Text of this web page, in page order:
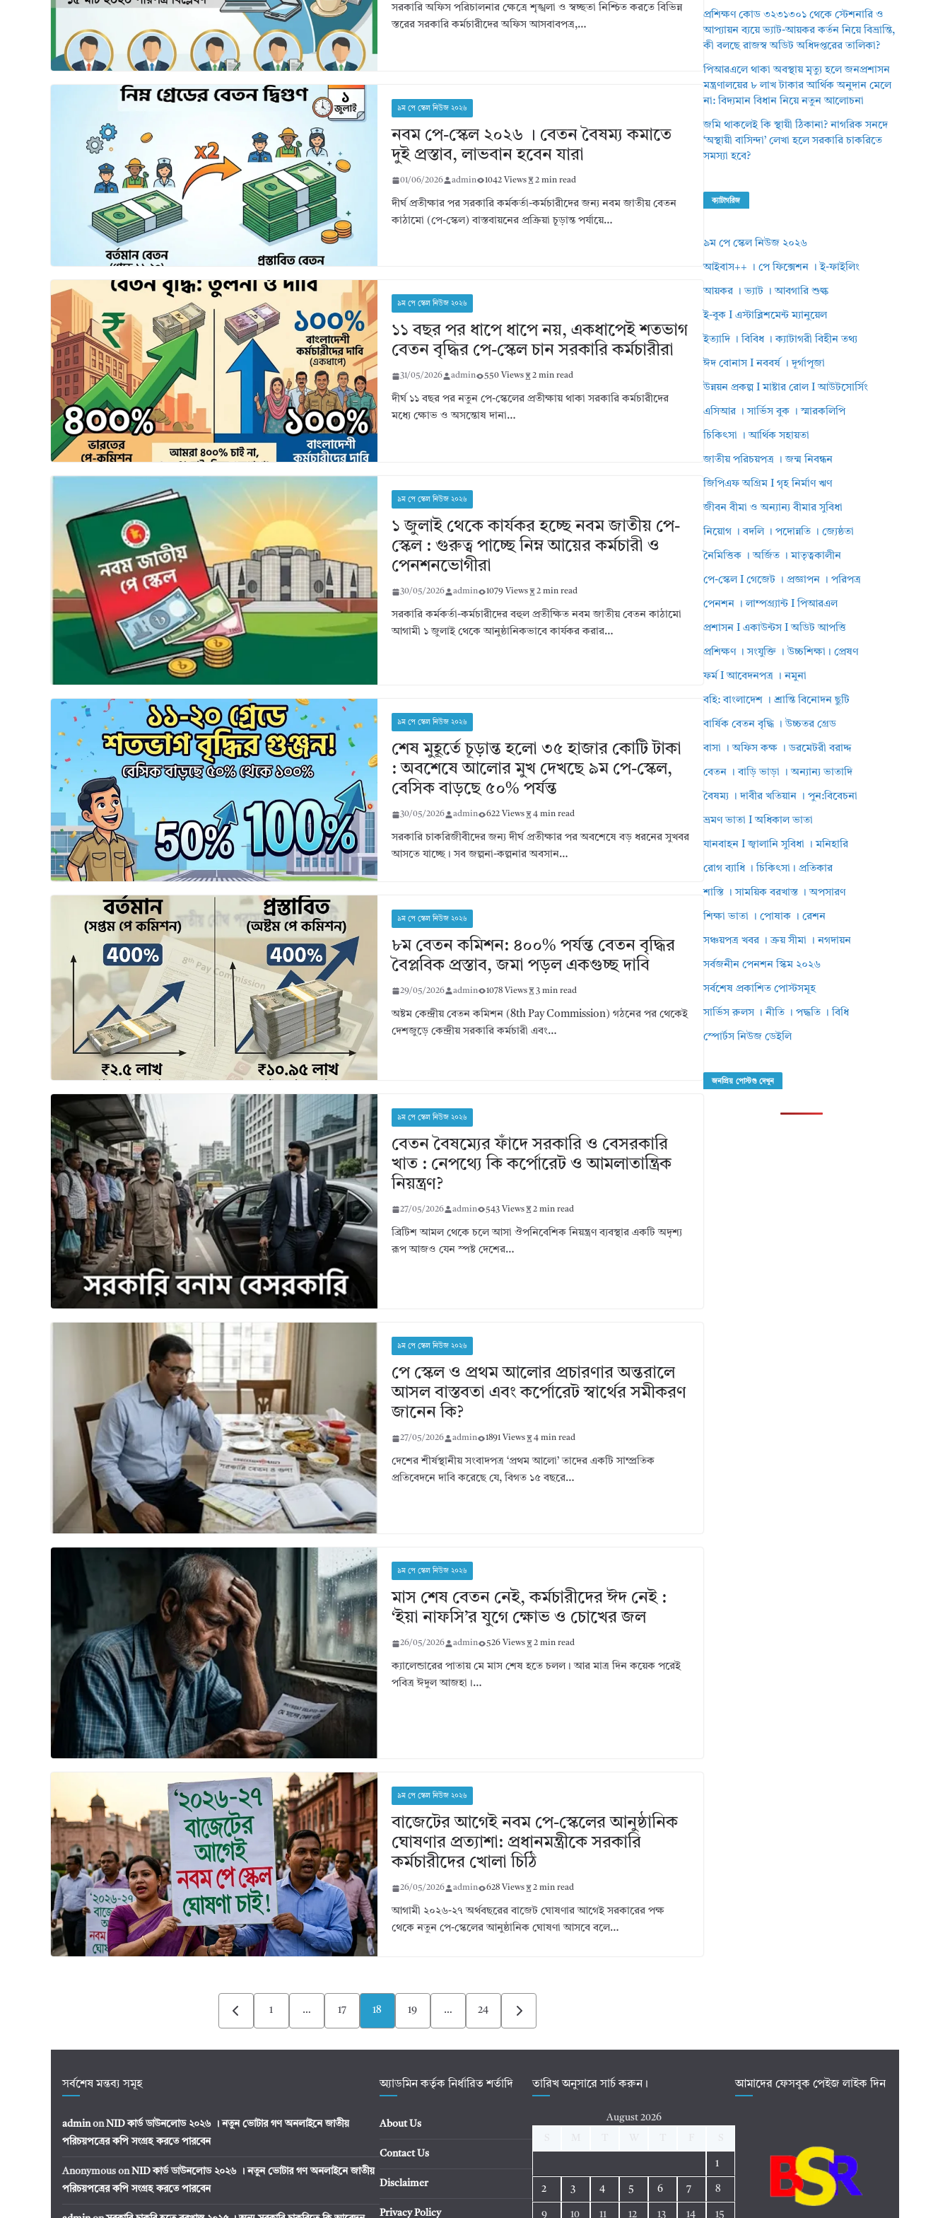
সরকারি অফিস পরিচালনার ক্ষেত্রে শৃঙ্খলা ও স্বচ্ছতা নিশ্চিত করতে বিভিন্ন
স্তরের সরকারি কর্মচারীদের অফিস আসবাবপত্র,…
৯ম পে স্কেল নিউজ ২০২৬
নবম পে-স্কেল ২০২৬ । বেতন বৈষম্য কমাতে
দুই প্রস্তাব, লাভবান হবেন যারা
01/06/2026 admin 1042 Views 2 min read
দীর্ঘ প্রতীক্ষার পর সরকারি কর্মকর্তা-কর্মচারীদের জন্য নবম জাতীয় বেতন
কাঠামো (পে-স্কেল) বাস্তবায়নের প্রক্রিয়া চূড়ান্ত পর্যায়ে…
৯ম পে স্কেল নিউজ ২০২৬
১১ বছর পর ধাপে ধাপে নয়, একধাপেই শতভাগ
বেতন বৃদ্ধির পে-স্কেল চান সরকারি কর্মচারীরা
31/05/2026 admin 550 Views 2 min read
দীর্ঘ ১১ বছর পর নতুন পে-স্কেলের প্রতীক্ষায় থাকা সরকারি কর্মচারীদের
মধ্যে ক্ষোভ ও অসন্তোষ দানা…
৯ম পে স্কেল নিউজ ২০২৬
১ জুলাই থেকে কার্যকর হচ্ছে নবম জাতীয় পে-
স্কেল : গুরুত্ব পাচ্ছে নিম্ন আয়ের কর্মচারী ও
পেনশনভোগীরা
30/05/2026 admin 1079 Views 2 min read
সরকারি কর্মকর্তা-কর্মচারীদের বহুল প্রতীক্ষিত নবম জাতীয় বেতন কাঠামো
আগামী ১ জুলাই থেকে আনুষ্ঠানিকভাবে কার্যকর করার…
৯ম পে স্কেল নিউজ ২০২৬
শেষ মুহূর্তে চূড়ান্ত হলো ৩৫ হাজার কোটি টাকা
: অবশেষে আলোর মুখ দেখছে ৯ম পে-স্কেল,
বেসিক বাড়ছে ৫০% পর্যন্ত
30/05/2026 admin 622 Views 4 min read
সরকারি চাকরিজীবীদের জন্য দীর্ঘ প্রতীক্ষার পর অবশেষে বড় ধরনের সুখবর
আসতে যাচ্ছে। সব জল্পনা-কল্পনার অবসান…
৯ম পে স্কেল নিউজ ২০২৬
৮ম বেতন কমিশন: ৪০০% পর্যন্ত বেতন বৃদ্ধির
বৈপ্লবিক প্রস্তাব, জমা পড়ল একগুচ্ছ দাবি
29/05/2026 admin 1078 Views 3 min read
অষ্টম কেন্দ্রীয় বেতন কমিশন (8th Pay Commission) গঠনের পর থেকেই
দেশজুড়ে কেন্দ্রীয় সরকারি কর্মচারী এবং…
৯ম পে স্কেল নিউজ ২০২৬
বেতন বৈষম্যের ফাঁদে সরকারি ও বেসরকারি
খাত : নেপথ্যে কি কর্পোরেট ও আমলাতান্ত্রিক
নিয়ন্ত্রণ?
27/05/2026 admin 543 Views 2 min read
ব্রিটিশ আমল থেকে চলে আসা ঔপনিবেশিক নিয়ন্ত্রণ ব্যবস্থার একটি অদৃশ্য
রূপ আজও যেন স্পষ্ট দেশের…
৯ম পে স্কেল নিউজ ২০২৬
পে স্কেল ও প্রথম আলোর প্রচারণার অন্তরালে
আসল বাস্তবতা এবং কর্পোরেট স্বার্থের সমীকরণ
জানেন কি?
27/05/2026 admin 1891 Views 4 min read
দেশের শীর্ষস্থানীয় সংবাদপত্র ‘প্রথম আলো’ তাদের একটি সাম্প্রতিক
প্রতিবেদনে দাবি করেছে যে, বিগত ১৫ বছরে…
৯ম পে স্কেল নিউজ ২০২৬
মাস শেষ বেতন নেই, কর্মচারীদের ঈদ নেই :
‘ইয়া নাফসি’র যুগে ক্ষোভ ও চোখের জল
26/05/2026 admin 526 Views 2 min read
ক্যালেন্ডারের পাতায় মে মাস শেষ হতে চলল। আর মাত্র দিন কয়েক পরেই
পবিত্র ঈদুল আজহা।…
৯ম পে স্কেল নিউজ ২০২৬
বাজেটের আগেই নবম পে-স্কেলের আনুষ্ঠানিক
ঘোষণার প্রত্যাশা: প্রধানমন্ত্রীকে সরকারি
কর্মচারীদের খোলা চিঠি
26/05/2026 admin 628 Views 2 min read
আগামী ২০২৬-২৭ অর্থবছরের বাজেট ঘোষণার আগেই সরকারের পক্ষ
থেকে নতুন পে-স্কেলের আনুষ্ঠানিক ঘোষণা আসবে বলে…
1 … 17 18 19 … 24
প্রশিক্ষণ কোড ৩২৩১৩০১ থেকে স্টেশনারি ও
আপ্যায়ন ব্যয়ে ভ্যাট-আয়কর কর্তন নিয়ে বিভ্রান্তি,
কী বলছে রাজস্ব অডিট অধিদপ্তরের তালিকা?
পিআরএলে থাকা অবস্থায় মৃত্যু হলে জনপ্রশাসন
মন্ত্রণালয়ের ৮ লাখ টাকার আর্থিক অনুদান মেলে
না: বিদ্যমান বিধান নিয়ে নতুন আলোচনা
জমি থাকলেই কি স্থায়ী ঠিকানা? নাগরিক সনদে
‘অস্থায়ী বাসিন্দা’ লেখা হলে সরকারি চাকরিতে
সমস্যা হবে?
ক্যাটাগরিজ
৯ম পে স্কেল নিউজ ২০২৬
আইবাস++ । পে ফিক্সেশন । ই-ফাইলিং
আয়কর । ভ্যাট । আবগারি শুল্ক
ই-বুক I এস্টাব্লিশমেন্ট ম্যানুয়েল
ইত্যাদি । বিবিধ । ক্যাটাগরী বিহীন তথ্য
ঈদ বোনাস I নববর্ষ । দূর্গাপূজা
উন্নয়ন প্রকল্প I মাষ্টার রোল I আউটসোর্সিং
এসিআর । সার্ভিস বুক । স্মারকলিপি
চিকিৎসা । আর্থিক সহায়তা
জাতীয় পরিচয়পত্র । জন্ম নিবন্ধন
জিপিএফ অগ্রিম I গৃহ নির্মাণ ঋণ
জীবন বীমা ও অন্যান্য বীমার সুবিধা
নিয়োগ । বদলি । পদোন্নতি । জ্যেষ্ঠতা
নৈমিত্তিক । অর্জিত । মাতৃত্বকালীন
পে-স্কেল I গেজেট । প্রজ্ঞাপন । পরিপত্র
পেনশন । লাম্পগ্র্যান্ট I পিআরএল
প্রশাসন I একাউন্টস I অডিট আপত্তি
প্রশিক্ষণ । সংযুক্তি । উচ্চশিক্ষা। প্রেষণ
ফর্ম I আবেদনপত্র । নমুনা
বহি: বাংলাদেশ । শ্রান্তি বিনোদন ছুটি
বার্ষিক বেতন বৃদ্ধি । উচ্চতর গ্রেড
বাসা । অফিস কক্ষ । ডরমেটরী বরাদ্দ
বেতন । বাড়ি ভাড়া । অন্যান্য ভাতাদি
বৈষম্য । দাবীর খতিয়ান । পুন:বিবেচনা
ভ্রমণ ভাতা I অধিকাল ভাতা
যানবাহন I জ্বালানি সুবিধা । মনিহারি
রোগ ব্যাধি । চিকিৎসা। প্রতিকার
শাস্তি । সাময়িক বরখাস্ত । অপসারণ
শিক্ষা ভাতা । পোষাক । রেশন
সঞ্চয়পত্র খবর । ক্রয় সীমা । নগদায়ন
সর্বজনীন পেনশন স্কিম ২০২৬
সর্বশেষ প্রকাশিত পোস্টসমূহ
সার্ভিস রুলস । নীতি । পদ্ধতি । বিধি
স্পোর্টস নিউজ ডেইলি
জনপ্রিয় পোস্টগু দেখুন
সর্বশেষ মন্তব্য সমূহ
admin on NID কার্ড ডাউনলোড ২০২৬ । নতুন ভোটার গণ অনলাইনে জাতীয়
পরিচয়পত্রের কপি সংগ্রহ করতে পারবেন
Anonymous on NID কার্ড ডাউনলোড ২০২৬ । নতুন ভোটার গণ অনলাইনে জাতীয়
পরিচয়পত্রের কপি সংগ্রহ করতে পারবেন
অ্যাডমিন কর্তৃক নির্ধারিত শর্তাদি
About Us
Contact Us
Disclaimer
Privacy Policy
তারিখ অনুসারে সার্চ করুন।
August 2026
1
2 3 4 5 6 7 8
9 10 11 12 13 14 15
আমাদের ফেসবুক পেইজ লাইক দিন